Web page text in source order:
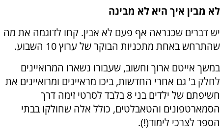
לא מבין איך היא לא מבינה
יש דברים שכנראה אף פעם לא אבין. קחו לדוגמה את מה
שהתרחש באחת מתכניות הבוקר של ערוץ 10 השבוע.
במשך אייטם ארוך וחשוב, שעבורו נשארו המרואיינים
לחלק ב' גם אחרי החדשות, ביכו מראיינים ומרואיינים את
חשיפתם של ילדים בני 8 בלבד לסרטי זימה דרך
הסמארטפונים והטאבלטים, כולל אלה שחולקו בבתי
הספר לצרכי לימוד(!).